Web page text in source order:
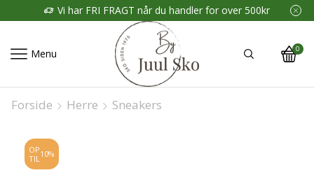
Vi har FRI FRAGT når du handler for over 500kr
Menu 0
Forside Herre Sneakers
OP
TIL 10%